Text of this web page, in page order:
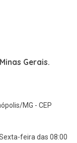
Gerais.
MG - CEP
feira das 08:00